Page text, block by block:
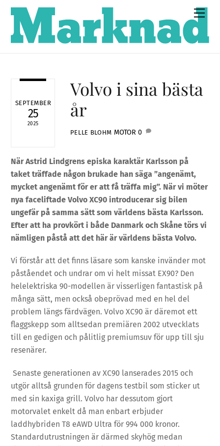
Skip
content
SEPTEMBER
25
2025
Volvo i sina bästa
år
PELLE BLOHM MOTOR 0
När Astrid Lindgrens episka karaktär Karlsson på
taket träffade någon brukade han säga ”angenämt,
mycket angenämt för er att få träffa mig”. När vi möter
nya faceliftade Volvo XC90 introducerar sig bilen
ungefär på samma sätt som världens bästa Karlsson.
Efter att ha provkört i både Danmark och Skåne törs vi
nämligen påstå att det här är världens bästa Volvo.
Vi förstår att det finns läsare som kanske invänder mot
påståendet och undrar om vi helt missat EX90? Den
helelektriska 90-modellen är visserligen fantastisk på
många sätt, men också obeprövad med en hel del
problem längs färdvägen. Volvo XC90 är däremot ett
flaggskepp som alltsedan premiären 2002 utvecklats
till en gedigen och pålitlig premiumsuv för upp till sju
resenärer.
Senaste generationen av XC90 lanserades 2015 och
utgör alltså grunden för dagens testbil som sticker ut
med sin kaxiga grill. Volvo har dessutom gjort
motorvalet enkelt då man enbart erbjuder
laddhybriden T8 eAWD Ultra för 994 000 kronor.
Standardutrustningen är därmed skyhög medan